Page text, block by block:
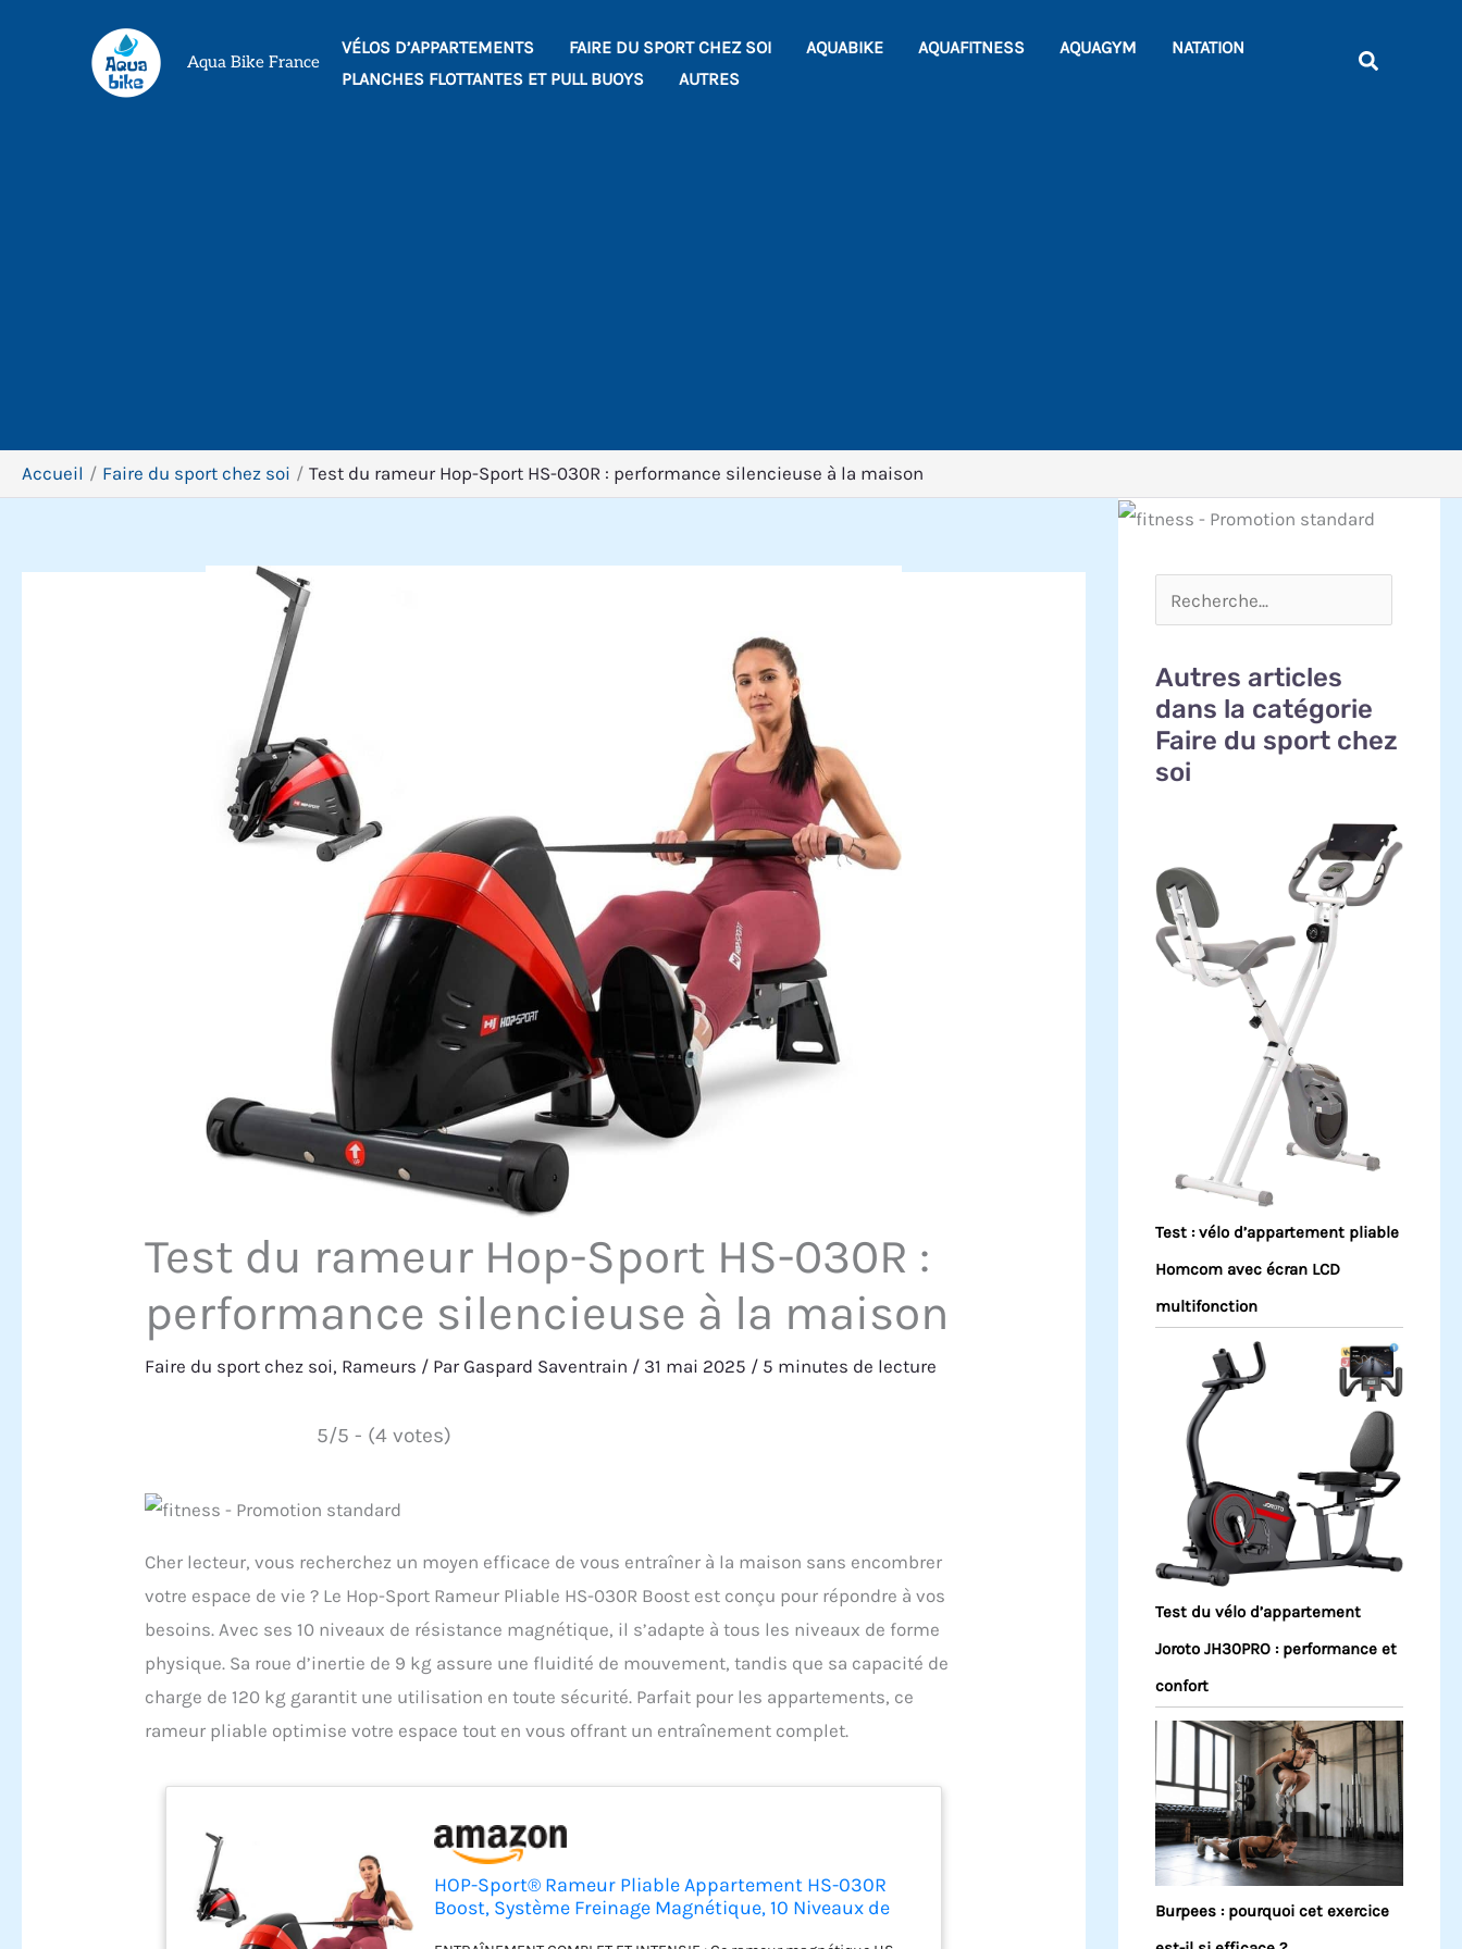
Aqua Bike France
VÉLOS D’APPARTEMENTS FAIRE DU SPORT CHEZ SOI AQUABIKE AQUAFITNESS AQUAGYM
NATATION
PLANCHES FLOTTANTES ET PULL BUOYS
AUTRES
Accueil Faire du sport chez soi Test du rameur Hop-Sport HS-030R : performance silencieuse à la maison
Test du rameur Hop-Sport HS-030R :
performance silencieuse à la maison
Faire du sport chez soi, Rameurs / ParGaspard Saventrain / 31 mai 2025 / 5 minutes de lecture
5/5 - (4 votes)
Cher lecteur, vous recherchez un moyen efficace de vous entraîner à la maison sans encombrer
votre espace de vie ? Le Hop-Sport Rameur Pliable HS-030R Boost est conçu pour répondre à vos
besoins. Avec ses 10 niveaux de résistance magnétique, il s’adapte à tous les niveaux de forme
physique. Sa roue d’inertie de 9 kg assure une fluidité de mouvement, tandis que sa capacité de
charge de 120 kg garantit une utilisation en toute sécurité. Parfait pour les appartements, ce
rameur pliable optimise votre espace tout en vous offrant un entraînement complet.
HOP-Sport® Rameur Pliable Appartement HS-030R
Boost, Système Freinage Magnétique, 10 Niveaux de
Autres articles
dans la catégorie
Faire du sport chez
soi
Test : vélo d’appartement pliable
Homcom avec écran LCD
multifonction
Test du vélo d’appartement
Joroto JH30PRO : performance et
confort
Burpees : pourquoi cet exercice